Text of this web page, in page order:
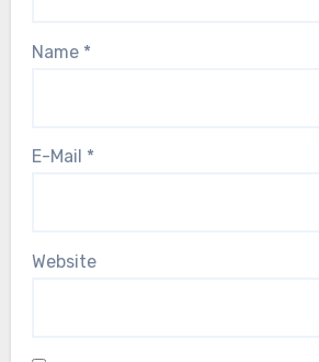
Name *
E-Mail *
Website